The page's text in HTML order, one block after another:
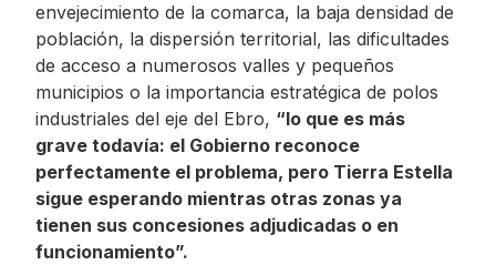
envejecimiento de la comarca, la baja densidad de
población, la dispersión territorial, las dificultades
de acceso a numerosos valles y pequeños
municipios o la importancia estratégica de polos
industriales del eje del Ebro, “lo que es más
grave todavía: el Gobierno reconoce
perfectamente el problema, pero Tierra Estella
sigue esperando mientras otras zonas ya
tienen sus concesiones adjudicadas o en
funcionamiento”.